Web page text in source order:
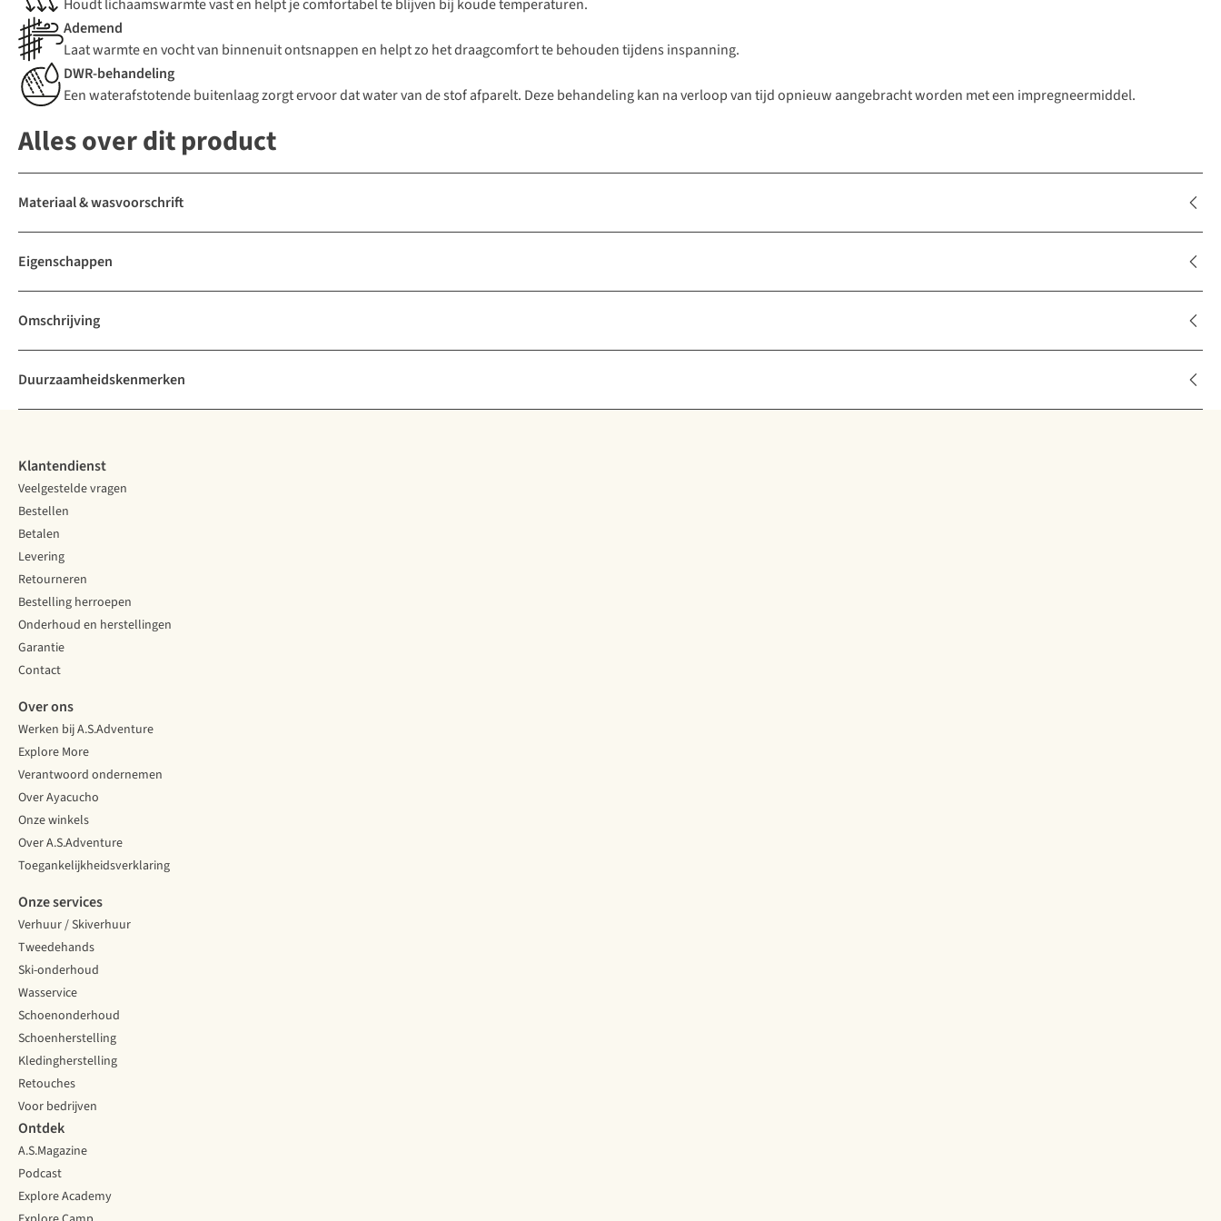
Houdt lichaamswarmte vast en helpt je comfortabel te blijven bij koude temperaturen.
Ademend
Laat warmte en vocht van binnenuit ontsnappen en helpt zo het draagcomfort te behouden tijdens inspanning.
DWR-behandeling
Een waterafstotende buitenlaag zorgt ervoor dat water van de stof afparelt. Deze behandeling kan na verloop van tijd opnieuw aangebracht worden met een impregneermiddel.
Alles over dit product
Materiaal & wasvoorschrift
Eigenschappen
Omschrijving
Duurzaamheidskenmerken
Klantendienst
Veelgestelde vragen
Bestellen
Betalen
Levering
Retourneren
Bestelling herroepen
Onderhoud en herstellingen
Garantie
Contact
Over ons
Werken bij A.S.Adventure
Explore More
Verantwoord ondernemen
Over Ayacucho
Onze winkels
Over A.S.Adventure
Toegankelijkheidsverklaring
Onze services
Verhuur / Skiverhuur
Tweedehands
Ski-onderhoud
Wasservice
Schoenonderhoud
Schoenherstelling
Kledingherstelling
Retouches
Voor bedrijven
Ontdek
A.S.Magazine
Podcast
Explore Academy